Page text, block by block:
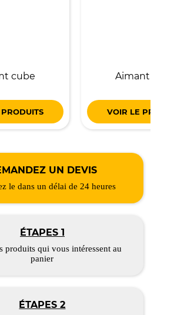
cube Aimant
VOIR LE
UN DEVIS
le dans un délai de 24 heures
ÉTAPES 1
produits qui vous intéressent au
panier
ÉTAPES 2